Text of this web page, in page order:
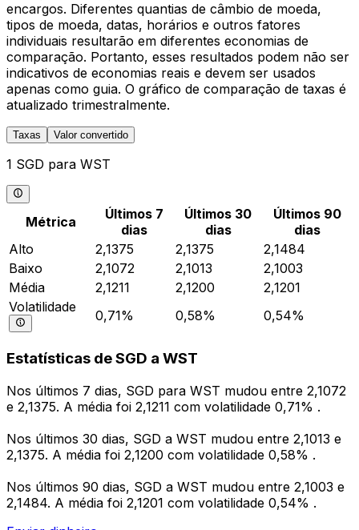
encargos. Diferentes quantias de câmbio de moeda,
tipos de moeda, datas, horários e outros fatores
individuais resultarão em diferentes economias de
comparação. Portanto, esses resultados podem não ser
indicativos de economias reais e devem ser usados
apenas como guia. O gráfico de comparação de taxas é
atualizado trimestralmente.
Taxas Valor convertido
1 SGD para WST
Métrica
Últimos 7
dias
Últimos 30
dias
Últimos 90
dias
Alto
2,1375 2,1375
2,1484
Baixo
2,1072 2,1013
2,1003
Média
2,1211 2,1200
2,1201
Volatilidade
0,71% 0,58% 0,54%
Estatísticas de SGD a WST
Nos últimos 7 dias, SGD para WST mudou entre 2,1072
e 2,1375. A média foi 2,1211 com volatilidade 0,71% .
Nos últimos 30 dias, SGD a WST mudou entre 2,1013 e
2,1375. A média foi 2,1200 com volatilidade 0,58% .
Nos últimos 90 dias, SGD a WST mudou entre 2,1003 e
2,1484. A média foi 2,1201 com volatilidade 0,54% .